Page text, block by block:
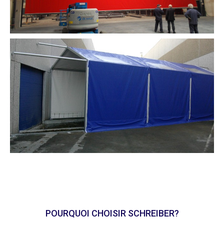
POURQUOI CHOISIR SCHREIBER?